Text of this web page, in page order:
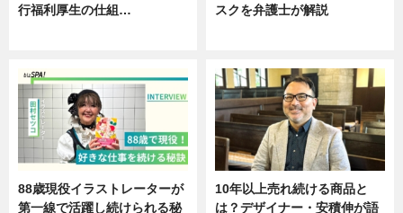
行福利厚生の仕組…
スクを弁護士が解説
88歳現役イラストレーターが
第一線で活躍し続けられる秘
10年以上売れ続ける商品と
は？デザイナー・安積伸が語